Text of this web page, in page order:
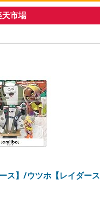
天市場
】/ウツホ【レイダー